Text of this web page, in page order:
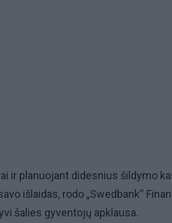
ir planuojant didesnius šildymo
išlaidas, rodo „Swedbank“
šalies gyventojų apklausa.